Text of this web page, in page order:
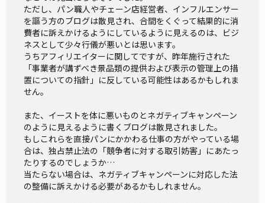
ただし、パン職人やチェーン店経営者、インフルエンサー
を謳う方のブログは散見され、合間をくぐって結果的に消
費者に訴えかけるようにしているように見えるのは、ビジ
ネスとして少々行儀が悪いとは思います。
うちアフィリエイターに関してですが、昨年施行された
「事業者が講ずべき景品類の提供および表示の管理上の措
置についての指針」に反している可能性はあるかもしれま
せん。
また、イーストを体に悪いものとネガティブキャンペーン
のように見えるように書くブログは散見されました。
もしこれらを直接パンにかかわる仕事の方がやっている場
合は、独占禁止法の「競争者に対する取引妨害」にあたっ
たりするのでしょうか…
当たらない場合は、ネガティブキャンペーンに対応した法
の整備に訴えかける必要があるかもしれません。